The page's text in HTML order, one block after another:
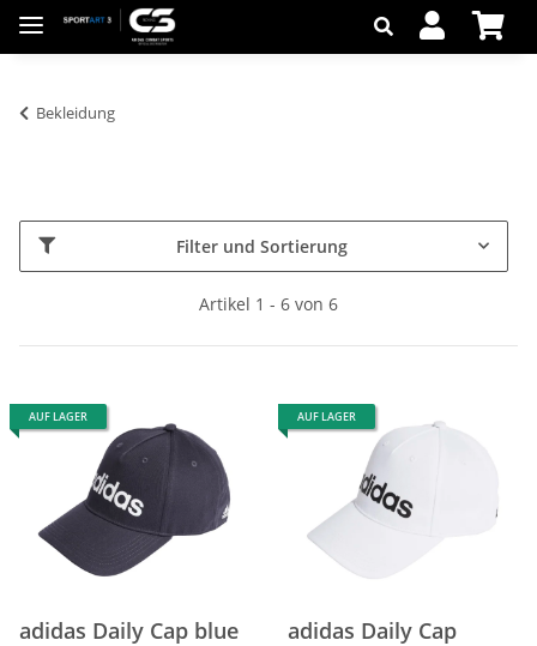
Bekleidung
Filter und Sortierung
Artikel 1 - 6 von 6
AUF LAGER
adidas Daily Cap blue
AUF LAGER
adidas Daily Cap